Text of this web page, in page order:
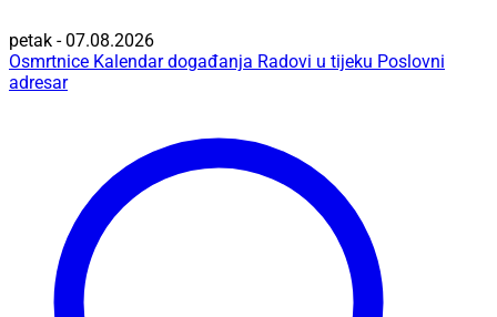
petak - 07.08.2026
Osmrtnice Kalendar događanja Radovi u tijeku Poslovni
adresar